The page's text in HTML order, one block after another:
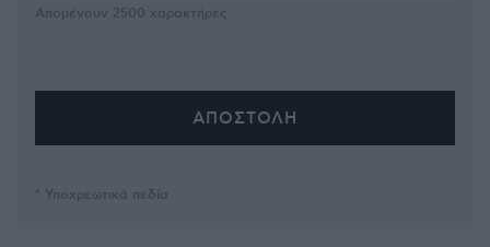
Απομένουν 2500 χαρακτήρες
* Υποχρεωτικά πεδία